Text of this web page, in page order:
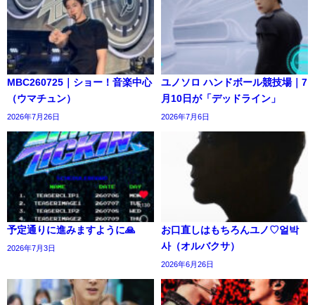
MBC260725｜ショー！音楽中心
（ウマチュン）
2026年7月26日
ユノソロ ハンドボール競技場｜7
月10日が「デッドライン」
2026年7月6日
予定通りに進みますように🙏
2026年7月3日
お口直しはもちろんユノ♡얼박
사（オルバクサ）
2026年6月26日